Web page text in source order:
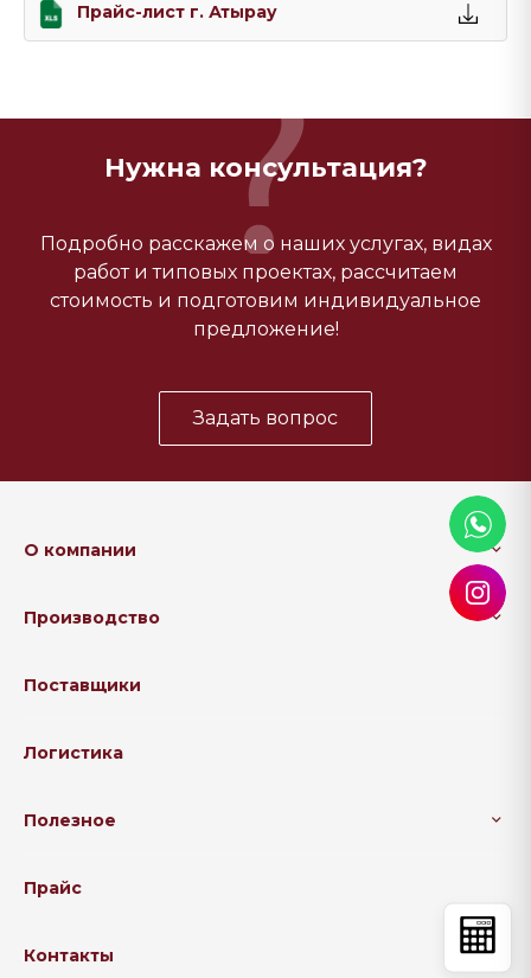
Прайс-лист г. Атырау
Нужна консультация?
Подробно расскажем о наших услугах, видах
работ и типовых проектах, рассчитаем
стоимость и подготовим индивидуальное
предложение!
Задать вопрос
О компании
Производство
Поставщики
Логистика
Полезное
Прайс
Контакты